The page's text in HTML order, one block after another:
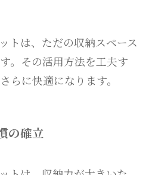
トは、ただの収納スペース
。その活用方法を工夫す
らに快適になります。
の確立